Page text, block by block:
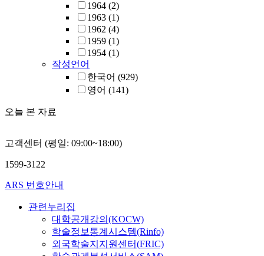
1964 (2)
1963 (1)
1962 (4)
1959 (1)
1954 (1)
작성언어
한국어 (929)
영어 (141)
오늘 본 자료
고객센터 (평일: 09:00~18:00)
1599-3122
ARS 번호안내
관련누리집
대학공개강의(KOCW)
학술정보통계시스템(Rinfo)
외국학술지지원센터(FRIC)